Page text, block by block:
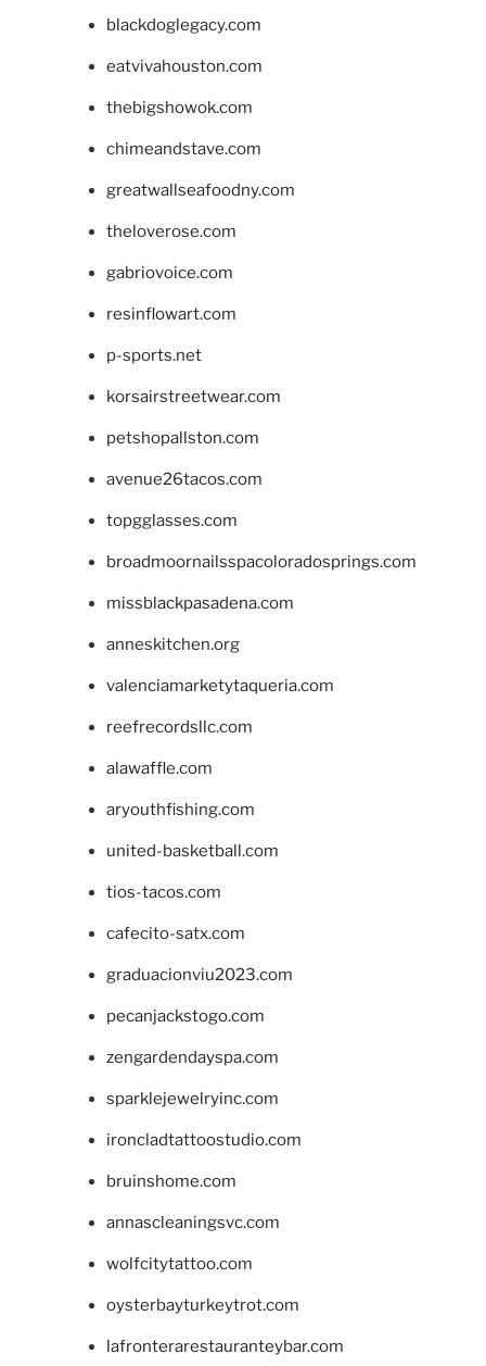
blackdoglegacy.com
eatvivahouston.com
thebigshowok.com
chimeandstave.com
greatwallseafoodny.com
theloverose.com
gabriovoice.com
resinflowart.com
p-sports.net
korsairstreetwear.com
petshopallston.com
avenue26tacos.com
topgglasses.com
broadmoornailsspacoloradosprings.com
missblackpasadena.com
anneskitchen.org
valenciamarketytaqueria.com
reefrecordsllc.com
alawaffle.com
aryouthfishing.com
united-basketball.com
tios-tacos.com
cafecito-satx.com
graduacionviu2023.com
pecanjackstogo.com
zengardendayspa.com
sparklejewelryinc.com
ironcladtattoostudio.com
bruinshome.com
annascleaningsvc.com
wolfcitytattoo.com
oysterbayturkeytrot.com
lafronterarestauranteybar.com